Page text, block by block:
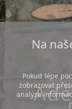
Na
Pokud lépe
zobrazovat
analýze